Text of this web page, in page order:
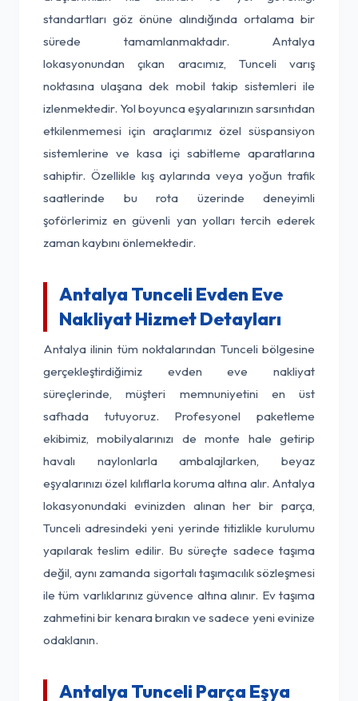
standartları göz önüne alındığında ortalama bir
sürede tamamlanmaktadır. Antalya
lokasyonundan çıkan aracımız, Tunceli varış
noktasına ulaşana dek mobil takip sistemleri ile
izlenmektedir. Yol boyunca eşyalarınızın sarsıntıdan
etkilenmemesi için araçlarımız özel süspansiyon
sistemlerine ve kasa içi sabitleme aparatlarına
sahiptir. Özellikle kış aylarında veya yoğun trafik
saatlerinde bu rota üzerinde deneyimli
şoförlerimiz en güvenli yan yolları tercih ederek
zaman kaybını önlemektedir.
Antalya Tunceli Evden Eve
Nakliyat Hizmet Detayları
Antalya ilinin tüm noktalarından Tunceli bölgesine
gerçekleştirdiğimiz evden eve nakliyat
süreçlerinde, müşteri memnuniyetini en üst
safhada tutuyoruz. Profesyonel paketleme
ekibimiz, mobilyalarınızı de monte hale getirip
havalı naylonlarla ambalajlarken, beyaz
eşyalarınızı özel kılıflarla koruma altına alır. Antalya
lokasyonundaki evinizden alınan her bir parça,
Tunceli adresindeki yeni yerinde titizlikle kurulumu
yapılarak teslim edilir. Bu süreçte sadece taşıma
değil, aynı zamanda sigortalı taşımacılık sözleşmesi
ile tüm varlıklarınız güvence altına alınır. Ev taşıma
zahmetini bir kenara bırakın ve sadece yeni evinize
odaklanın.
Antalya Tunceli Parça Eşya